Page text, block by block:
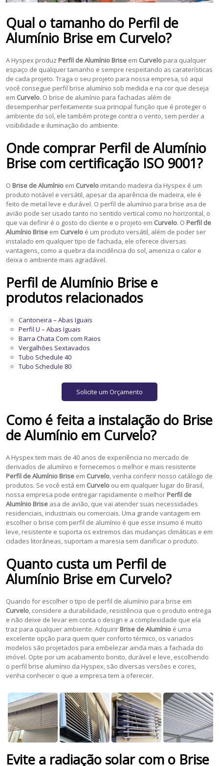
Qual o tamanho do Perfil de
Alumínio Brise em Curvelo?
A Hyspex produz Perfil de Alumínio Brise em Curvelo para qualquer
espaço de qualquer tamanho e sempre respeitando as caraterísticas
de cada projeto. Traga o seu projeto para nossa empresa, só aqui
você consegue perfil brise alumínio sob medida e na cor que deseja
em Curvelo. O brise de alumínio para fachadas além de
desempenhar perfeitamente sua principal função que é proteger o
ambiente do sol, ele também protege contra o vento, sem perder a
visibilidade e iluminação do ambiente.
Onde comprar Perfil de Alumínio
Brise com certificação ISO 9001?
O Brise de Alumínio em Curvelo imitando madeira da Hyspex é um
produto notável e versátil, apesar da aparência de madeira, ele é
feito de metal leve e durável. O perfil de alumínio para brise asa de
avião pode ser usado tanto no sentido vertical como no horizontal, o
que vai definir é o gosto do cliente e o projeto em Curvelo. O Perfil de
Alumínio Brise em Curvelo é um produto versátil, além de poder ser
instalado em qualquer tipo de fachada, ele oferece diversas
vantagens, como a quebra da incidência do sol, ameniza o calor e
deixa o ambiente mais agradável.
Perfil de Alumínio Brise e
produtos relacionados
Cantoneira – Abas Iguais
Perfil U – Abas Iguais
Barra Chata Com com Raios
Vergalhões Sextavados
Tubo Schedule 40
Tubo Schedule 80
Solicite um Orçamento
Como é feita a instalação do Brise
de Alumínio em Curvelo?
A Hyspex tem mais de 40 anos de experiência no mercado de
derivados de alumínio e fornecemos o melhor e mais resistente
Perfil de Alumínio Brise em Curvelo, venha conferir nosso catálogo de
produtos. Se você está em Curvelo ou em qualquer lugar do Brasil,
nossa empresa pode entregar rapidamente o melhor Perfil de
Alumínio Brise asa de avião, que vai atender suas necessidades
residenciais, industriais ou comerciais. Uma grande vantagem em
escolher o brise com perfil de alumínio é que esse insumo é muito
leve, resistente e suporta os extremos das mudanças climáticas e em
cidades litorâneas, suportam a maresia sem danificar o produto.
Quanto custa um Perfil de
Alumínio Brise em Curvelo?
Quando for escolher o tipo de perfil de alumínio para brise em
Curvelo, considere a durabilidade, resistência que o produto entrega
e não deixe de levar em conta o design e a complexidade que ela
traz para qualquer ambiente. Adquirir Brise de Alumínio é uma
excelente opção para quem quer conforto térmico, os variados
modelos são projetados para embelezar ainda mais a fachada do
imóvel. Opte por um acabamento bonito, durável e leve, escolhendo
o perfil brise alumínio da Hyspex, são diversas versões e cores,
venha conhecer o que a empresa tem a oferecer.
Evite a radiação solar com o Brise